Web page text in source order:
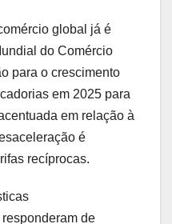
global já é
do Comércio
para o crescimento
em 2025 para
em relação à
é
recíprocas.
de